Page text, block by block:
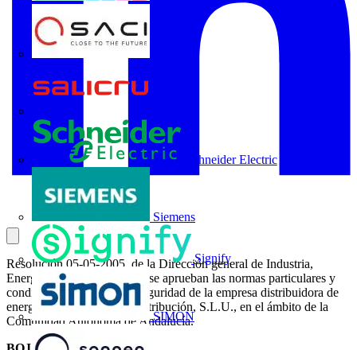
Schneider Electric
Siemens
Signify
SIMON
Resolución 05-05-2005, de la Dirección general de Industria,
Energía y Minas, por la que se aprueban las normas particulares y
condiciones técnicas y de seguridad de la empresa distribuidora de
energía eléctrica Endesa Distribución, S.L.U., en el ámbito de la
Comunidad Autónoma de Andalucía.